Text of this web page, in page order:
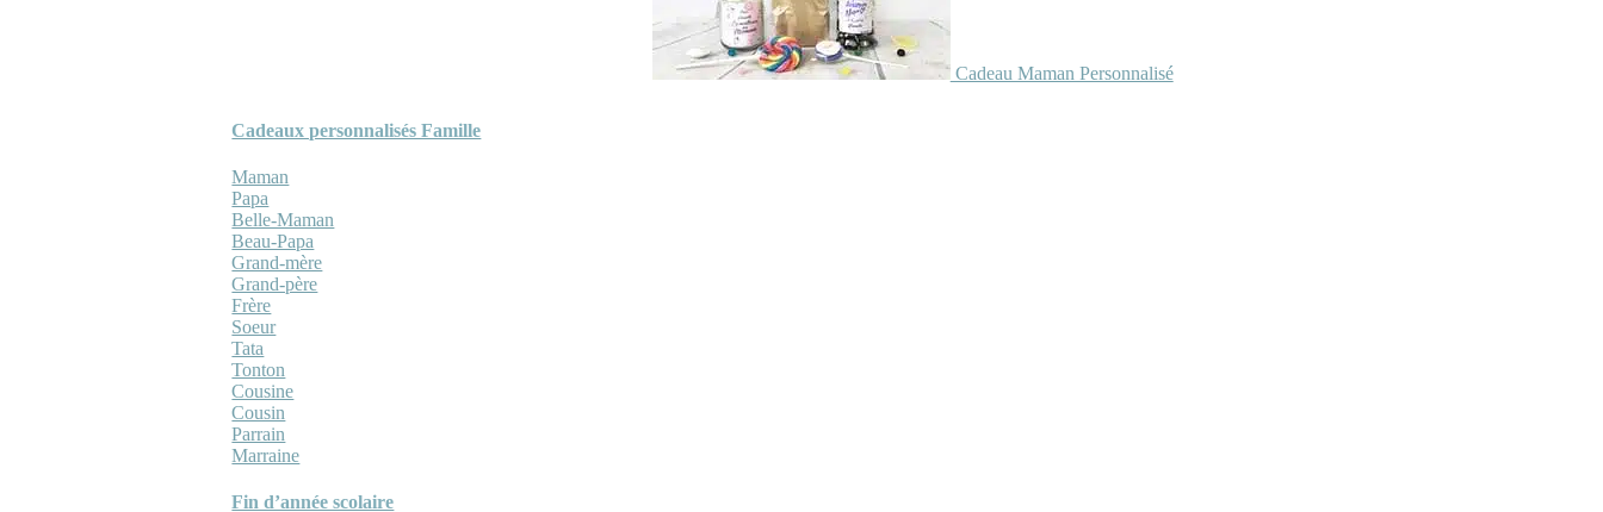
Cadeau Maman Personnalisé
Cadeaux personnalisés Famille
Maman
Papa
Belle-Maman
Beau-Papa
Grand-mère
Grand-père
Frère
Soeur
Tata
Tonton
Cousine
Cousin
Parrain
Marraine
Fin d’année scolaire